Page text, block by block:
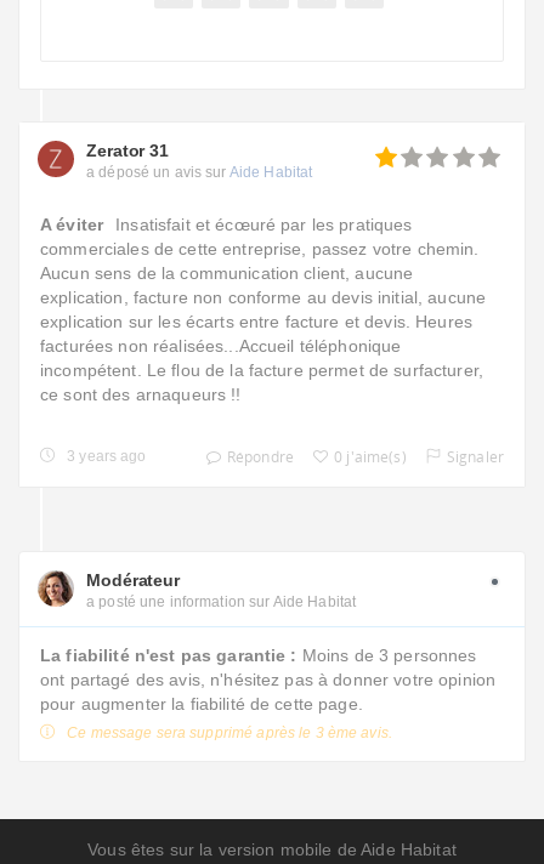
Zerator 31
a déposé un avis sur Aide Habitat
A éviter
Insatisfait et écœuré par les pratiques
commerciales de cette entreprise, passez votre chemin.
Aucun sens de la communication client, aucune
explication, facture non conforme au devis initial, aucune
explication sur les écarts entre facture et devis. Heures
facturées non réalisées...Accueil téléphonique
incompétent. Le flou de la facture permet de surfacturer,
ce sont des arnaqueurs !!
3 years ago Répondre 0 j'aime(s) Signaler
Modérateur
a posté une information sur Aide Habitat
La fiabilité n'est pas garantie : Moins de 3 personnes
ont partagé des avis, n'hésitez pas à donner votre opinion
pour augmenter la fiabilité de cette page.
Ce message sera supprimé après le 3 ème avis.
Vous êtes sur la version mobile de Aide Habitat